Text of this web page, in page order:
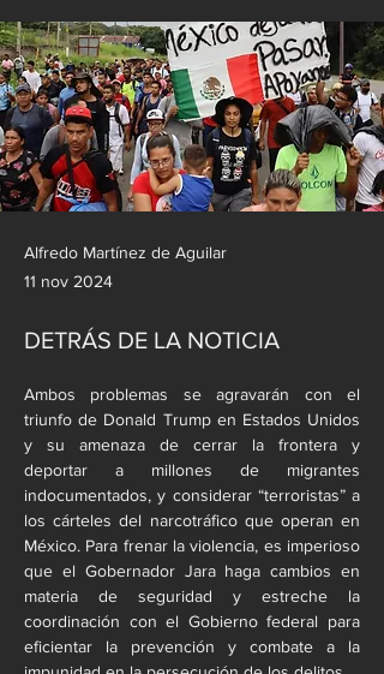
Alfredo Martínez de Aguilar
11 nov 2024
DETRÁS DE LA NOTICIA
Ambos problemas se agravarán con el
triunfo de Donald Trump en Estados Unidos
y su amenaza de cerrar la frontera y
deportar a millones de migrantes
indocumentados, y considerar “terroristas” a
los cárteles del narcotráfico que operan en
México. Para frenar la violencia, es imperioso
que el Gobernador Jara haga cambios en
materia de seguridad y estreche la
coordinación con el Gobierno federal para
eficientar la prevención y combate a la